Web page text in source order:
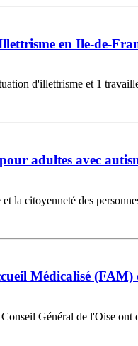
en Ile-de-
d'illettrisme et 1
adultes avec
la citoyenneté des
Médicalisé (FAM)
Général de l'Oise